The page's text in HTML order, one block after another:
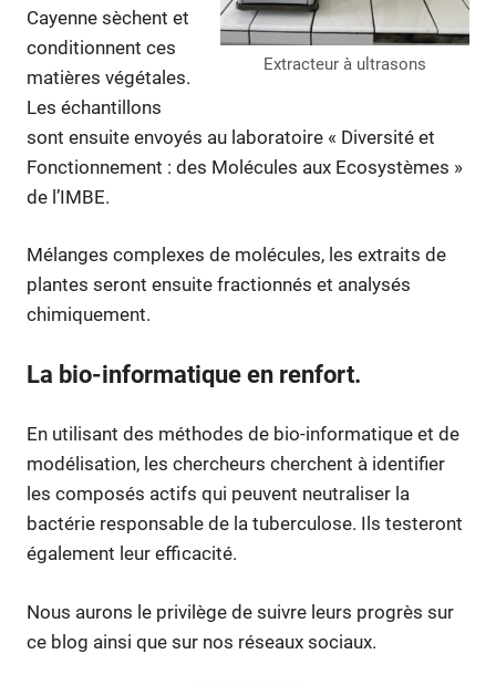
Extracteur à ultrasons
Cayenne sèchent et
conditionnent ces
matières végétales.
Les échantillons
sont ensuite envoyés au laboratoire « Diversité et
Fonctionnement : des Molécules aux Ecosystèmes »
de l’IMBE.
Mélanges complexes de molécules, les extraits de
plantes seront ensuite fractionnés et analysés
chimiquement.
La bio-informatique en renfort.
En utilisant des méthodes de bio-informatique et de
modélisation, les chercheurs cherchent à identifier
les composés actifs qui peuvent neutraliser la
bactérie responsable de la tuberculose. Ils testeront
également leur efficacité.
Nous aurons le privilège de suivre leurs progrès sur
ce blog ainsi que sur nos réseaux sociaux.